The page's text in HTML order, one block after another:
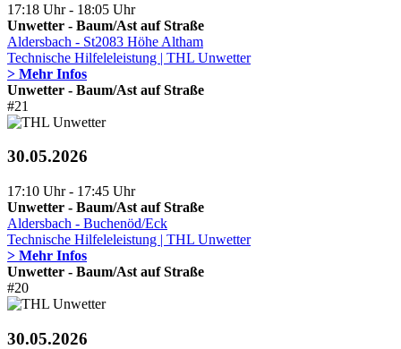
17:18 Uhr - 18:05 Uhr
Unwetter - Baum/Ast auf Straße
Aldersbach - St2083 Höhe Altham
Technische Hilfeleleistung | THL Unwetter
> Mehr Infos
Unwetter - Baum/Ast auf Straße
#21
30.05.2026
17:10 Uhr - 17:45 Uhr
Unwetter - Baum/Ast auf Straße
Aldersbach - Buchenöd/Eck
Technische Hilfeleleistung | THL Unwetter
> Mehr Infos
Unwetter - Baum/Ast auf Straße
#20
30.05.2026